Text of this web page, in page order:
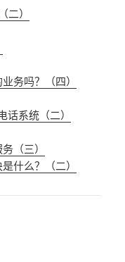
）
务吗？（四）
系统（二）
（三）
什么？（二）